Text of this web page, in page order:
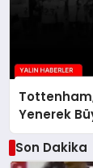
Yenerek
Son Dakika